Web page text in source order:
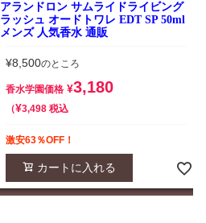
アランドロン サムライドライビング
ラッシュ オードトワレ EDT SP 50ml
メンズ 人気香水 通販
¥8,500のところ
香水学園価格 ¥3,180
¥3,498 税込
激安63％OFF！
カートに入れる